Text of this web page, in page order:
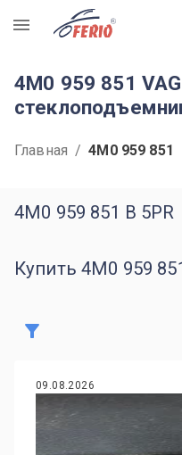
R
4M0 959 851
Главная / 4M0 959 851
4M0 959 851 B 5PR
Купить 4M0 959
09.08.2026